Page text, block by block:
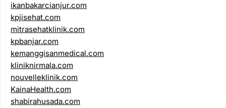
ikanbakarcianjur.com
kpjisehat.com
mitrasehatklinik.com
kpbanjar.com
kemanggisanmedical.com
kliniknirmala.com
nouvelleklinik.com
KainaHealth.com
shabirahusada.com